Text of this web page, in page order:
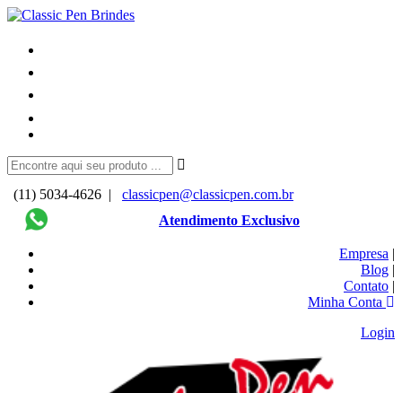
(11) 5034-4626 |
classicpen@classicpen.com.br
Atendimento Exclusivo
Empresa |
Blog |
Contato |
Minha Conta
Login